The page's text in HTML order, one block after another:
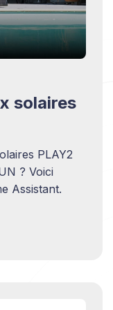
solaires
PLAY2
? Voici
Assistant.